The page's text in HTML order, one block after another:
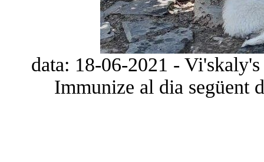
data: 18-06-2021 -
Immunize al dia següent